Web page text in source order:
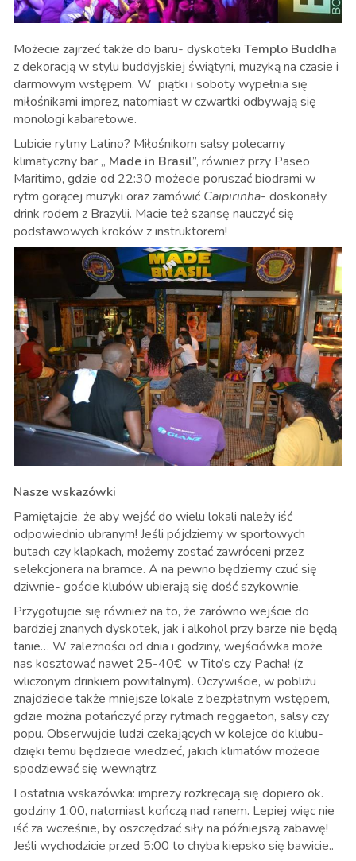
Możecie zajrzeć także do baru- dyskoteki Templo Buddha
z dekoracją w stylu buddyjskiej świątyni, muzyką na czasie i
darmowym wstępem. W piątki i soboty wypełnia się
miłośnikami imprez, natomiast w czwartki odbywają się
monologi kabaretowe.
Lubicie rytmy Latino? Miłośnikom salsy polecamy
klimatyczny bar „ Made in Brasil”, również przy Paseo
Maritimo, gdzie od 22:30 możecie poruszać biodrami w
rytm gorącej muzyki oraz zamówić Caipirinha- doskonały
drink rodem z Brazylii. Macie też szansę nauczyć się
podstawowych kroków z instruktorem!
Nasze wskazówki
Pamiętajcie, że aby wejść do wielu lokali należy iść
odpowiednio ubranym! Jeśli pójdziemy w sportowych
butach czy klapkach, możemy zostać zawróceni przez
selekcjonera na bramce. A na pewno będziemy czuć się
dziwnie- goście klubów ubierają się dość szykownie.
Przygotujcie się również na to, że zarówno wejście do
bardziej znanych dyskotek, jak i alkohol przy barze nie będą
tanie… W zależności od dnia i godziny, wejściówka może
nas kosztować nawet 25-40€ w Tito’s czy Pacha! (z
wliczonym drinkiem powitalnym). Oczywiście, w pobliżu
znajdziecie także mniejsze lokale z bezpłatnym wstępem,
gdzie można potańczyć przy rytmach reggaeton, salsy czy
popu. Obserwujcie ludzi czekających w kolejce do klubu-
dzięki temu będziecie wiedzieć, jakich klimatów możecie
spodziewać się wewnątrz.
I ostatnia wskazówka: imprezy rozkręcają się dopiero ok.
godziny 1:00, natomiast kończą nad ranem. Lepiej więc nie
iść za wcześnie, by oszczędzać siły na późniejszą zabawę!
Jeśli wychodzicie przed 5:00 to chyba kiepsko się bawicie..